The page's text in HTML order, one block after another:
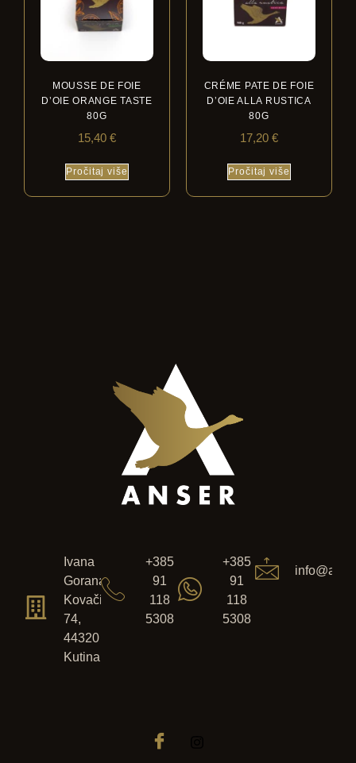
MOUSSE DE FOIE
D’OIE ORANGE TASTE
80G
15,40 €
Pročitaj više
CRÉME PATE DE FOIE
D’OIE ALLA RUSTICA
80G
17,20 €
Pročitaj više
Ivana
Gorana
Kovačića
74,
44320
Kutina
+385
91
118
5308
+385
91
118
5308